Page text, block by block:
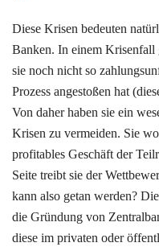
Diese Krisen bedeuten
Banken. In einem Krisenfall
sie noch nicht so
Prozess angestoßen hat
Von daher haben sie ein
Krisen zu vermeiden. Sie
profitables Geschäft der
Seite treibt sie der
kann also getan werden?
die Gründung von
diese im privaten oder